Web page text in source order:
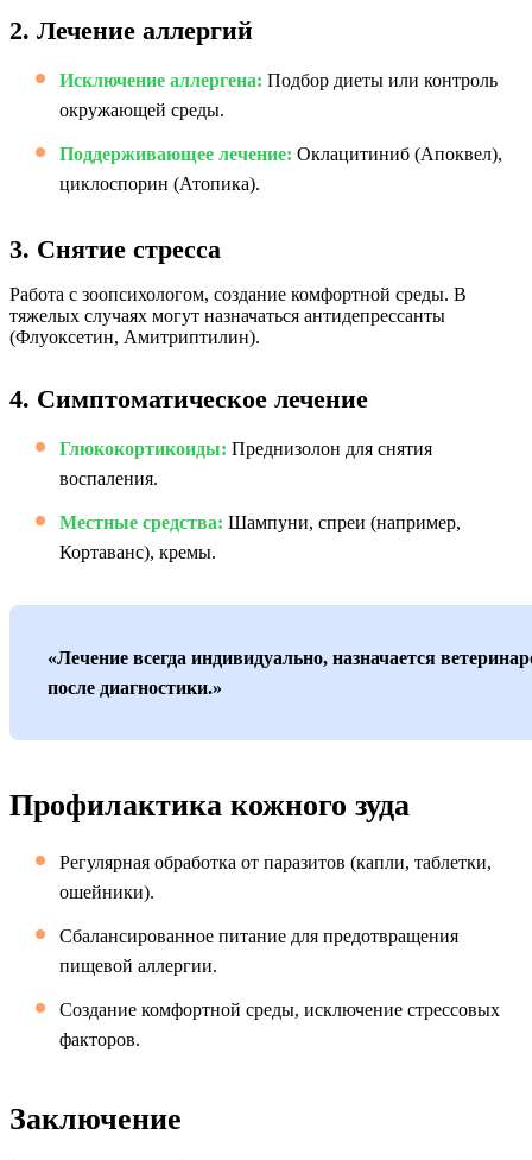
2. Лечение аллергий
Исключение аллергена: Подбор диеты или контроль
окружающей среды.
Поддерживающее лечение: Оклацитиниб (Апоквел),
циклоспорин (Атопика).
3. Снятие стресса
Работа с зоопсихологом, создание комфортной среды. В
тяжелых случаях могут назначаться антидепрессанты
(Флуоксетин, Амитриптилин).
4. Симптоматическое лечение
Глюкокортикоиды: Преднизолон для снятия
воспаления.
Местные средства: Шампуни, спреи (например,
Кортаванс), кремы.
«Лечение всегда индивидуально, назначается
после диагностики.»
Профилактика кожного зуда
Регулярная обработка от паразитов (капли, таблетки,
ошейники).
Сбалансированное питание для предотвращения
пищевой аллергии.
Создание комфортной среды, исключение стрессовых
факторов.
Заключение